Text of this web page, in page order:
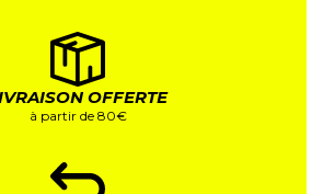
OFFERTE
à partir de 80€